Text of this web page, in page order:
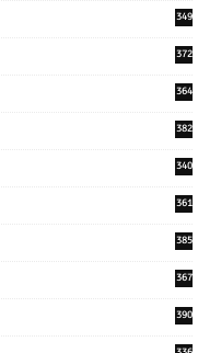
349
372
364
382
340
361
385
367
390